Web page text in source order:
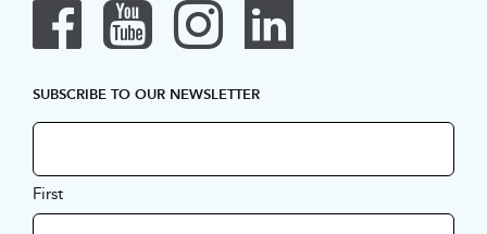
SUBSCRIBE TO OUR NEWSLETTER
First